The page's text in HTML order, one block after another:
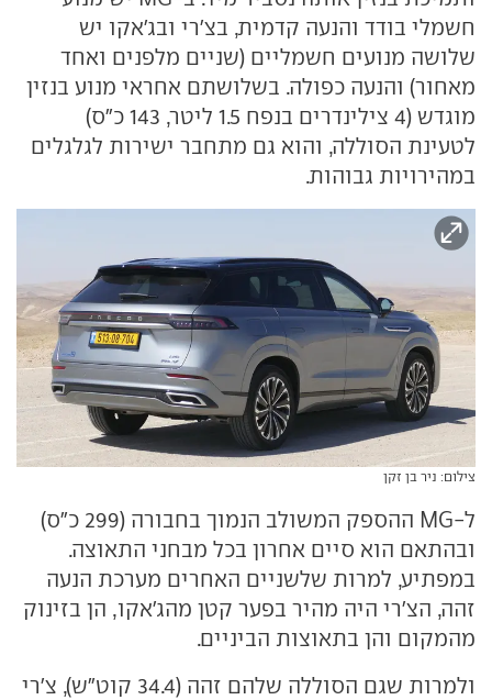
חשמלי בודד והנעה קדמית, בצ'רי ובג'אקו יש
שלושה מנועים חשמליים (שניים מלפנים ואחד
מאחור) והנעה כפולה. בשלושתם אחראי מנוע בנזין
מוגדש (4 צילינדרים בנפח 1.5 ליטר, 143 כ"ס)
לטעינת הסוללה, והוא גם מתחבר ישירות לגלגלים
במהירויות גבוהות.
צילום: ניר בן זקן
ל-MG ההספק המשולב הנמוך בחבורה (299 כ"ס)
ובהתאם הוא סיים אחרון בכל מבחני התאוצה.
במפתיע, למרות שלשניים האחרים מערכת הנעה
זהה, הצ'רי היה מהיר בפער קטן מהג'אקו, הן בזינוק
מהמקום והן בתאוצות הביניים.
ולמרות שגם הסוללה שלהם זהה (34.4 קוט"ש), צ'רי